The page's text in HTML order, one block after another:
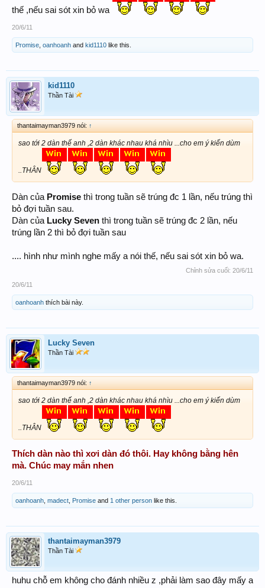
thế ,nếu sai sót xin bỏ wa
20/6/11
Promise oanhoanh and kid1110 like this.
kid1110
Thần Tài
thantaimayman3979 nói: ↑
sao tới 2 dàn thế anh ,2 dàn khác nhau khá nhìu ...cho em ý kiến dùm
..THÂN
Dàn của Promise thì trong tuần sẽ trúng đc 1 lần, nếu trúng thì
bỏ đợi tuần sau.
Dàn của Lucky Seven thì trong tuần sẽ trúng đc 2 lần, nếu
trúng lần 2 thì bỏ đợi tuần sau
.... hình như mình nghe mấy a nói thế, nếu sai sót xin bỏ wa.
Chỉnh sửa cuối: 20/6/11
20/6/11
oanhoanh thích bài này.
Lucky Seven
Thần Tài
thantaimayman3979 nói: ↑
sao tới 2 dàn thế anh ,2 dàn khác nhau khá nhìu ...cho em ý kiến dùm
..THÂN
Thích dàn nào thì xơi dàn đó thôi. Hay không bằng hên
mà. Chúc may mắn nhen
20/6/11
oanhoanh madect Promise and 1 other person like this.
thantaimayman3979
Thần Tài
huhu chỗ em không cho đánh nhiều z ,phải làm sao đây mấy a